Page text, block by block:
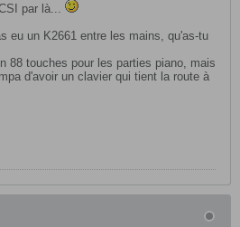
par là...
eu un K2661 entre les mains, qu'as-tu
88 touches pour les parties piano, mais
d'avoir un clavier qui tient la route à